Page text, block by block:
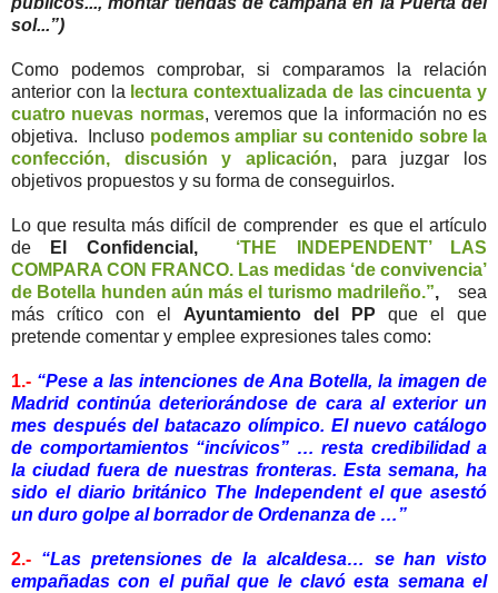
sol...”)
Como podemos comprobar, si comparamos la relación
anterior con la lectura contextualizada de las cincuenta y
cuatro nuevas normas, veremos que la información no es
objetiva. Incluso podemos ampliar su contenido sobre la
confección, discusión y aplicación, para juzgar los
objetivos propuestos y su forma de conseguirlos.
Lo que resulta más difícil de comprender es que el artículo
de
El Confidencial,
‘THE INDEPENDENT’ LAS
COMPARA CON FRANCO. Las medidas ‘de convivencia’
de Botella hunden aún más el turismo madrileño.”,
sea
más crítico con el Ayuntamiento del PP que el que
pretende comentar y emplee expresiones tales como:
1.- “Pese a las intenciones de Ana Botella, la imagen de
Madrid continúa deteriorándose de cara al exterior un
mes después del batacazo olímpico. El nuevo catálogo
de comportamientos “incívicos” … resta credibilidad a
la ciudad fuera de nuestras fronteras. Esta semana, ha
sido el diario británico The Independent el que asestó
un duro golpe al borrador de Ordenanza de …”
2.- “Las pretensiones de la alcaldesa… se han visto
empañadas con el puñal que le clavó esta semana el